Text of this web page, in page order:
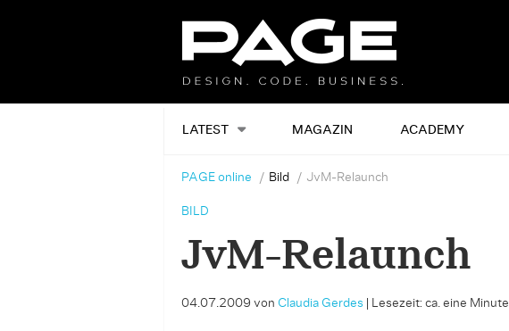
LATEST MAGAZIN ACADEMY
PAGE online Bild JvM-Relaunch
BILD
JvM-Relaunch
04.07.2009 von Claudia Gerdes Lesezeit: ca. eine Minute